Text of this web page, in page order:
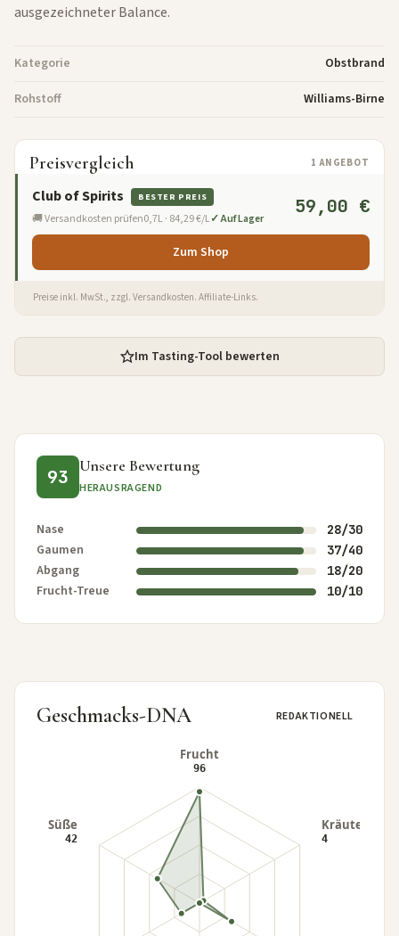
ausgezeichneter Balance.
Kategorie
Obstbrand
Rohstoff
Williams-Birne
Preisvergleich 1 ANGEBOT
Club of Spirits BESTER PREIS
🚚 Versandkosten prüfen0,7L · 84,29 €/L✓ Auf Lager
59,00 €
Zum Shop
Preise inkl. MwSt., zzgl. Versandkosten. Affiliate-Links.
Im Tasting-Tool bewerten
93
Unsere Bewertung
HERAUSRAGEND
Nase 28/30
Gaumen 37/40
Abgang 18/20
Frucht-Treue 10/10
Geschmacks-DNA REDAKTIONELL